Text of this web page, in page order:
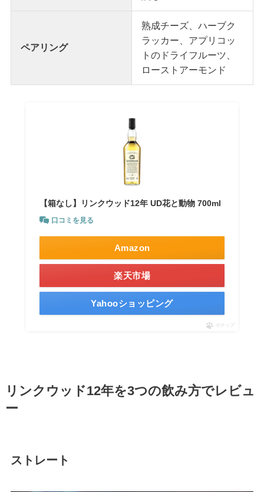
ペアリング
熟成チーズ、ハーブク
ラッカー、アプリコッ
トのドライフルーツ、
ローストアーモンド
【箱なし】リンクウッド12年 UD花と動物 700ml
口コミを見る
Amazon
楽天市場
Yahooショッピング
ポチップ
リンクウッド12年を3つの飲み方でレビュ
ー
ストレート